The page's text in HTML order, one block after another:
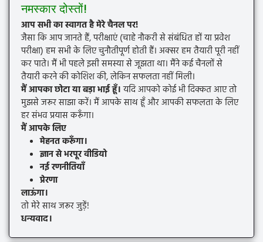
नमस्कार दोस्तों!
आप सभी का स्वागत है मेरे चैनल पर!
जैसा कि आप जानते हैं, परीक्षाएं (चाहे नौकरी से संबंधित हों या प्रवेश
परीक्षा) हम सभी के लिए चुनौतीपूर्ण होती हैं। अक्सर हम तैयारी पूरी नहीं
कर पाते। मैं भी पहले इसी समस्या से जूझता था। मैंने कई चैनलों से
तैयारी करने की कोशिश की, लेकिन सफलता नहीं मिली।
मैं आपका छोटा या बड़ा भाई हूँ।यदि आपको कोई भी दिक्कत आए तो
मुझसे जरूर साझा करें। मैं आपके साथ हूँ और आपकी सफलता के लिए
हर संभव प्रयास करूँगा।
मैं आपके लिए
मेहनत करूँगा।
ज्ञान से भरपूर वीडियो
नई रणनीतियाँ
प्रेरणा
लाऊंगा।
तो मेरे साथ जरूर जुड़ें!
धन्यवाद।